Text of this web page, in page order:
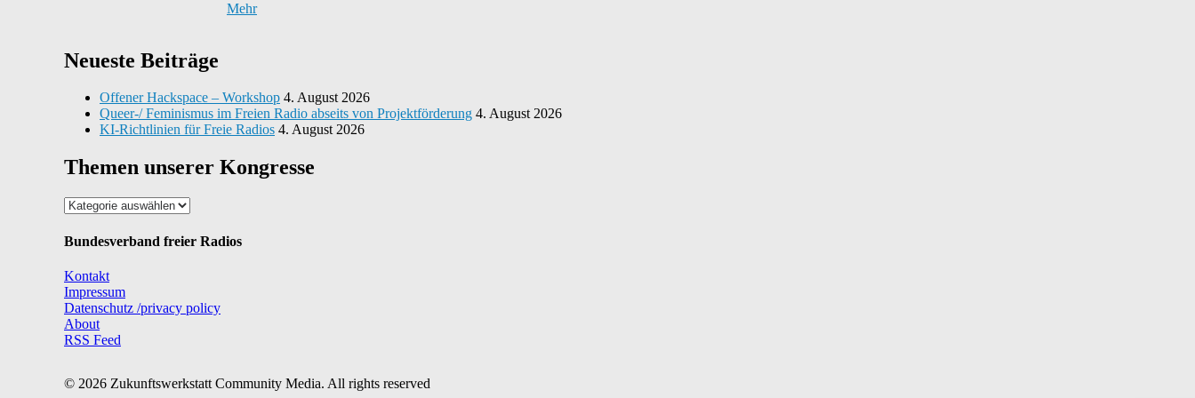
Mehr
Neueste Beiträge
Offener Hackspace – Workshop 4. August 2026
Queer-/ Feminismus im Freien Radio abseits von Projektförderung 4. August 2026
KI-Richtlinien für Freie Radios 4. August 2026
Themen unserer Kongresse
Themen
Kongresse
Bundesverband freier Radios
Kontakt
Impressum
Datenschutz /privacy policy
About
RSS Feed
© 2026 Zukunftswerkstatt Community Media. All rights reserved